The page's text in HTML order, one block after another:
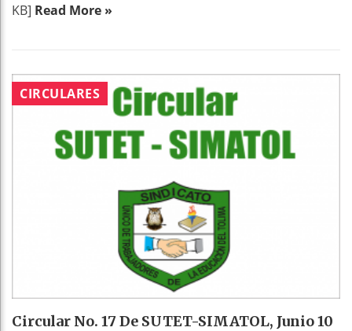
KB] Read More »
CIRCULARES
Circular No. 17 De SUTET-SIMATOL, Junio 10